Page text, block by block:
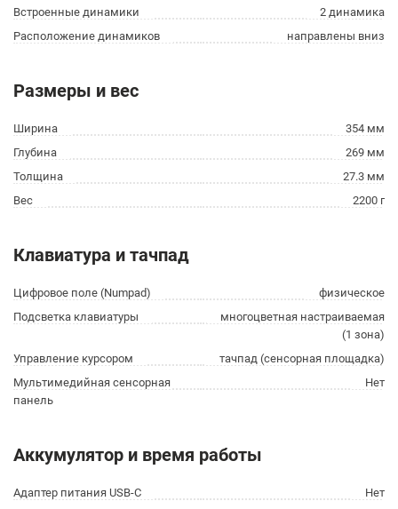
Встроенные динамики
2 динамика
Расположение динамиков
направлены вниз
Размеры и вес
Ширина
354 мм
Глубина
269 мм
Толщина
27.3 мм
Вес
2200 г
Клавиатура и тачпад
Цифровое поле (Numpad)
физическое
Подсветка клавиатуры
многоцветная настраиваемая
(1 зона)
Управление курсором
тачпад (сенсорная площадка)
Мультимедийная сенсорная
панель
Нет
Аккумулятор и время работы
Адаптер питания USB-C
Нет